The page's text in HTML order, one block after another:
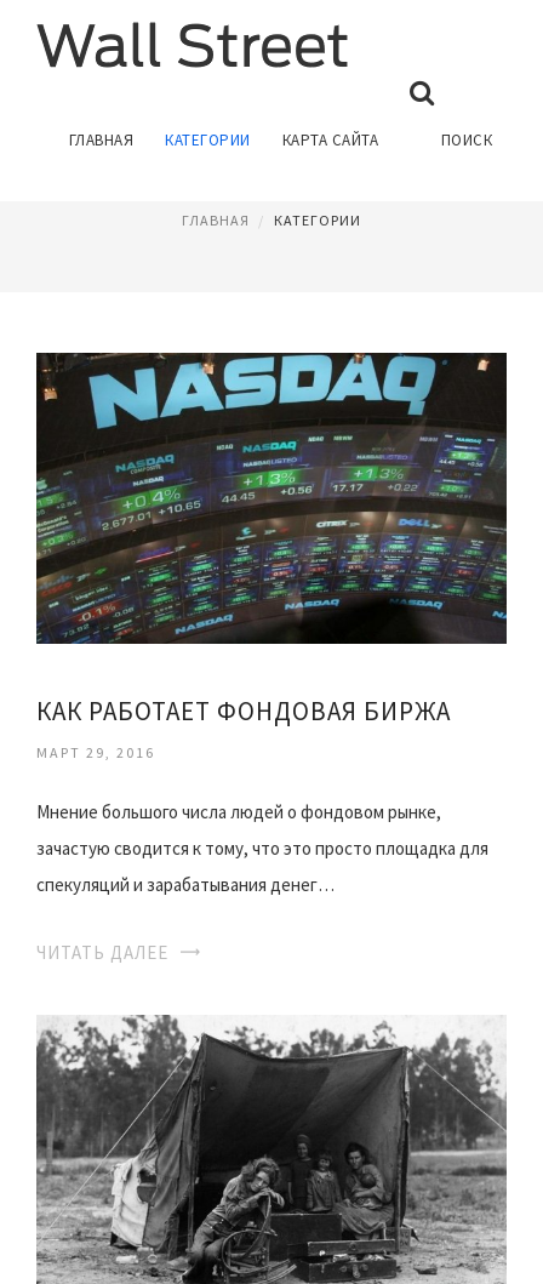
ГЛАВНАЯ КАТЕГОРИИ КАРТА САЙТА ПОИСК
ФОНДОВАЯ БИРЖА
ГЛАВНАЯ КАТЕГОРИИ
КАК РАБОТАЕТ ФОНДОВАЯ БИРЖА
МАРТ 29, 2016
Мнение большого числа людей о фондовом рынке,
зачастую сводится к тому, что это просто площадка для
спекуляций и зарабатывания денег…
ЧИТАТЬ ДАЛЕЕ